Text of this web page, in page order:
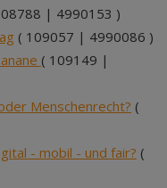
| 4990153 )
( 109057 | 4990086 )
( 109149 |
Menschenrecht? (
- mobil - und fair? (